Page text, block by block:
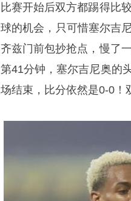
比赛开始后双方都踢得比
球的机会，只可惜塞尔吉
齐兹门前包抄抢点，慢了
第41分钟，塞尔吉尼奥的
场结束，比分依然是0-0！